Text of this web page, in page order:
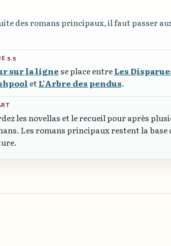
des romans principaux, il faut passer
5.5
sur la ligne se place entreLes
etL’Arbre des pendus.
les novellas et le recueil pour après
Les romans principaux restent la base